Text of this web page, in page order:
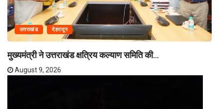
उत्तराखंड देहरादून
मुख्यमंत्री ने उत्तराखंड क्षत्रिय कल्याण समिति की...
August 9, 2026